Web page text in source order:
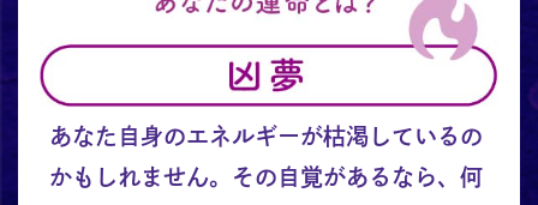
あなた自身のエネルギーが枯渇しているの
かもしれません。その自覚があるなら、何